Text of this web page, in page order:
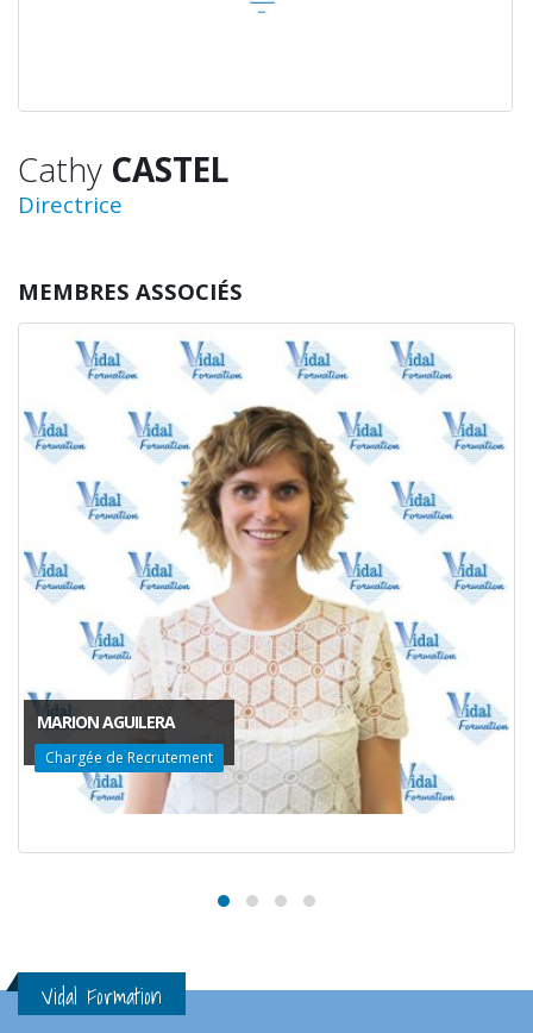
Cathy CASTEL
Directrice
MEMBRES ASSOCIÉS
MARION AGUILERA
Chargée de Recrutement
Vidal Formation